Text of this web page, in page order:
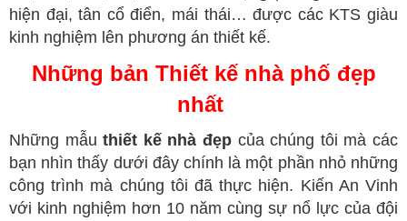
hiện đại, tân cổ điển, mái thái… được các KTS giàu
kinh nghiệm lên phương án thiết kế.
Những bản Thiết kế nhà phố đẹp
nhất
Những mẫuthiết kế nhà đẹp của chúng tôi mà các
bạn nhìn thấy dưới đây chính là một phần nhỏ những
công trình mà chúng tôi đã thực hiện. Kiến An Vinh
với kinh nghiệm hơn 10 năm cùng sự nổ lực của đội